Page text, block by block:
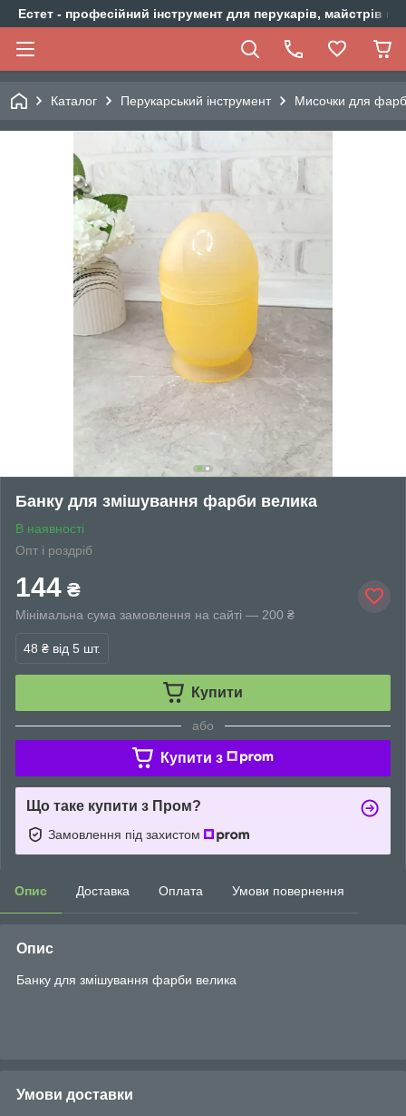
Естет - професійний інструмент для перукарів, майстрів
Каталог Перукарський інструмент Мисочки для
Банку для змішування фарби велика
В наявності
Опт і роздріб
144 ₴
Мінімальна сума замовлення на сайті — 200 ₴
48 ₴ від 5 шт.
Купити
або
Купити з
Що таке купити з Пром?
Замовлення під захистом
Опис Доставка Оплата Умови повернення
Опис
Банку для змішування фарби велика
Умови доставки